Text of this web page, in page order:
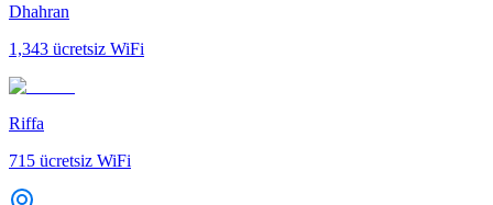
Dhahran
1,343 ücretsiz WiFi
Riffa
715 ücretsiz WiFi